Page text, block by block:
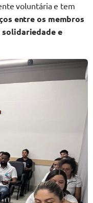
voluntária e tem
entre os membros
solidariedade e